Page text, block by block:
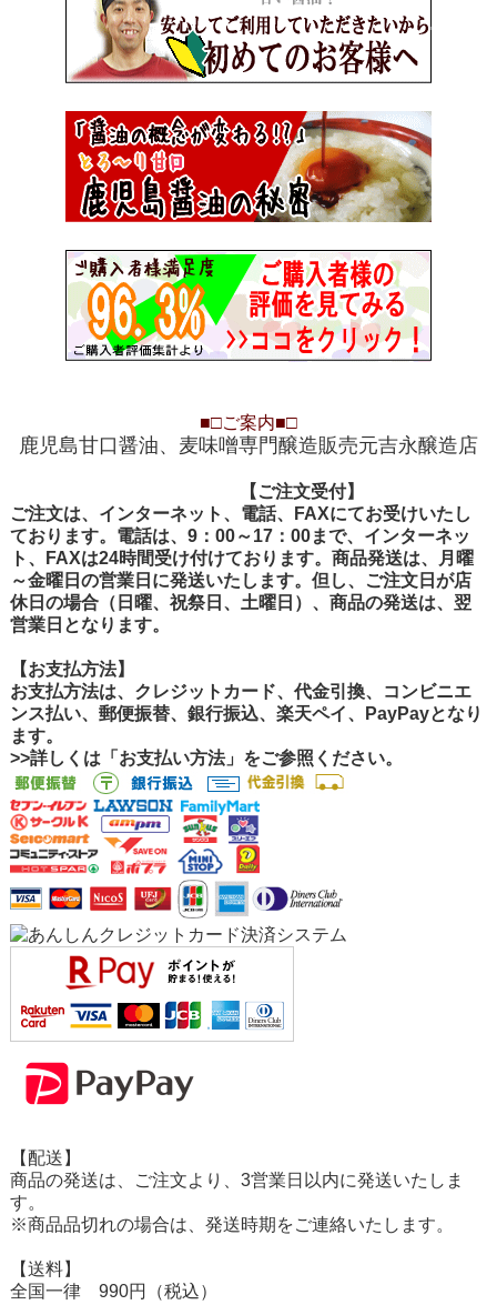
■□ご案内■□
鹿児島甘口醤油、麦味噌専門醸造販売元吉永醸造店
【ご注文受付】
ご注文は、インターネット、電話、FAXにてお受けいたし
ております。電話は、9：00～17：00まで、インターネッ
ト、FAXは24時間受け付けております。商品発送は、月曜
～金曜日の営業日に発送いたします。但し、ご注文日が店
休日の場合（日曜、祝祭日、土曜日）、商品の発送は、翌
営業日となります。
【お支払方法】
お支払方法は、クレジットカード、代金引換、コンビニエ
ンス払い、郵便振替、銀行振込、楽天ペイ、PayPayとなり
ます。
>>詳しくは「お支払い方法」をご参照ください。
【配送】
商品の発送は、ご注文より、3営業日以内に発送いたしま
す。
※商品品切れの場合は、発送時期をご連絡いたします。
【送料】
全国一律 990円（税込）